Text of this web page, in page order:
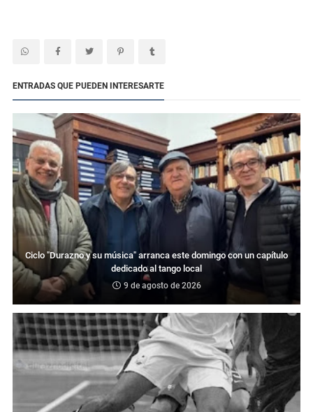
ENTRADAS QUE PUEDEN INTERESARTE
Ciclo "Durazno y su música" arranca este domingo con un capítulo
dedicado al tango local
9 de agosto de 2026